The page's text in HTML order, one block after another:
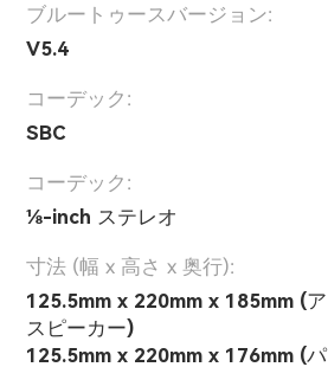
ブルートゥースバージョン:
V5.4
コーデック:
SBC
コーデック:
⅛-inch ステレオ
寸法 (幅 x 高さ x 奥行):
125.5mm x 220mm x 185mm (
スピーカー)
125.5mm x 220mm x 176mm (